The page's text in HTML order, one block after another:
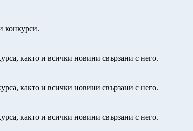
конкурси.
както и всички новини свързани с него.
както и всички новини свързани с него.
както и всички новини свързани с него.